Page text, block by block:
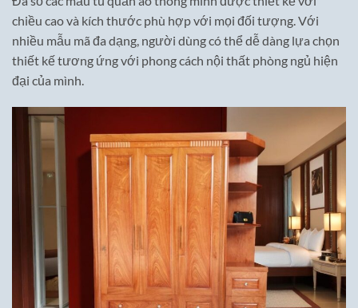
chiều cao và kích thước phù hợp với mọi đối tượng. Với
nhiều mẫu mã đa dạng, người dùng có thể dễ dàng lựa chọn
thiết kế tương ứng với phong cách nội thất phòng ngủ hiện
đại của mình.